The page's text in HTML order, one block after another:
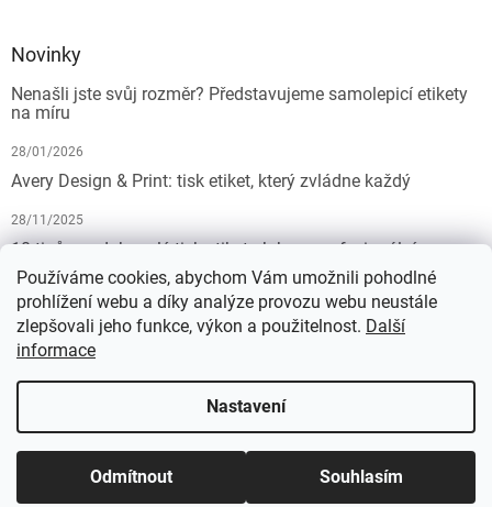
Používáme cookies, abychom Vám umožnili pohodlné
prohlížení webu a díky analýze provozu webu neustále
zlepšovali jeho funkce, výkon a použitelnost. Další
informace
Nastavení
Odmítnout Souhlasím
Novinky
Nenašli jste svůj rozměr? Představujeme samolepicí etikety
na míru
28/01/2026
Avery Design & Print: tisk etiket, který zvládne každý
28/11/2025
10 tipů pro dokonalý tisk etiket: Jak na profesionální
výsledek bez starostí
19/07/2025
KALEDA, a.s. | etikety-stitky.cz